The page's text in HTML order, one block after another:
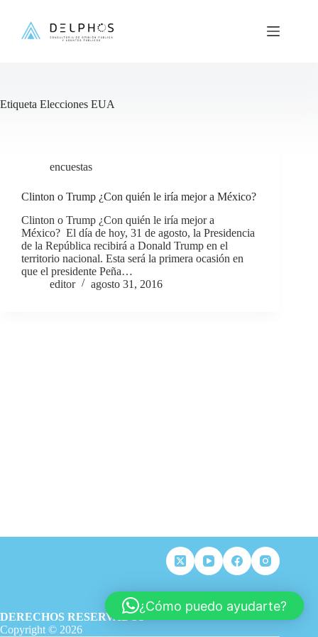
contenido
Etiqueta Elecciones EUA
encuestas
Clinton o Trump ¿Con quién le iría mejor a México?
Clinton o Trump ¿Con quién le iría mejor a
México? El día de hoy, 31 de agosto, la Presidencia
de la República recibirá a Donald Trump en el
territorio nacional. Esta será la primera ocasión en
que el presidente Peña…
editor
agosto 31, 2016
DERECHOS RESERVADOS
Copyright © 2026
¿Cómo puedo ayudarte?